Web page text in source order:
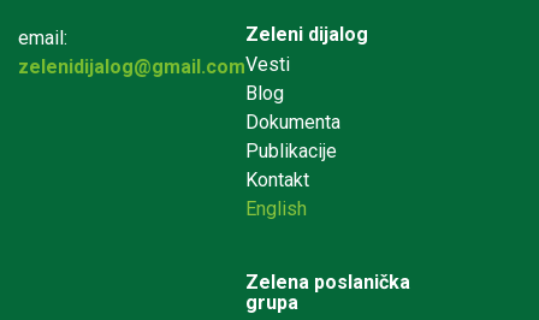
email:
zelenidijalog@gmail.com
Zeleni dijalog
Vesti
Blog
Dokumenta
Publikacije
Kontakt
English
Zelena poslanička
grupa